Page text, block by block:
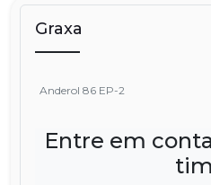
Graxa
Anderol 86 EP-2
Entre em